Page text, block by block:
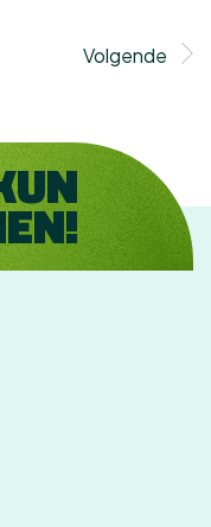
Volgende